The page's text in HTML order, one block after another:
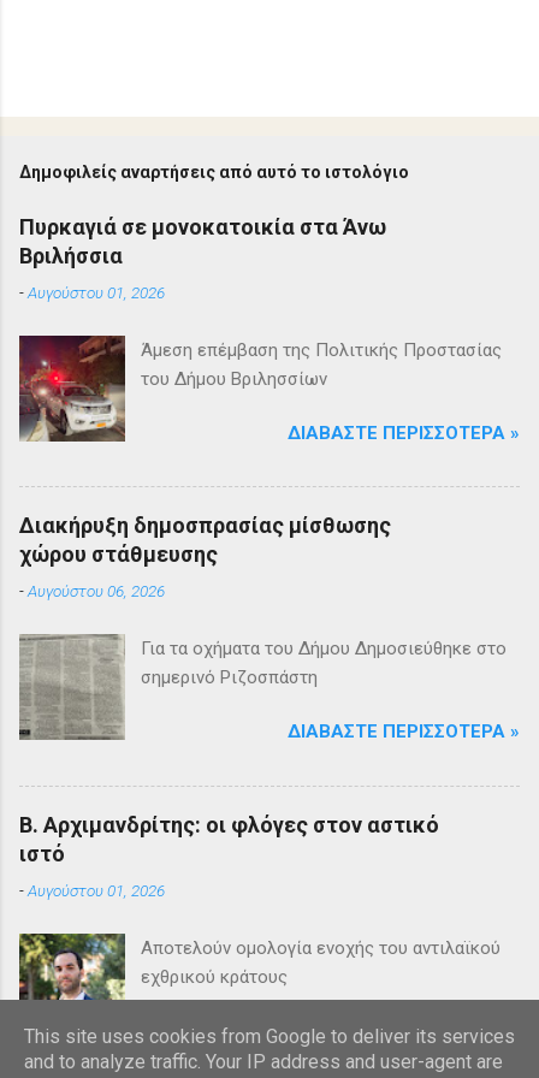
Δημοφιλείς αναρτήσεις από αυτό το ιστολόγιο
Πυρκαγιά σε μονοκατοικία στα Άνω
Βριλήσσια
-Αυγούστου 01, 2026
Άμεση επέμβαση της Πολιτικής Προστασίας
του Δήμου Βριλησσίων
ΔΙΑΒΆΣΤΕ ΠΕΡΙΣΣΌΤΕΡΑ »
Διακήρυξη δημοσπρασίας μίσθωσης
χώρου στάθμευσης
-Αυγούστου 06, 2026
Για τα οχήματα του Δήμου Δημοσιεύθηκε στο
σημερινό Ριζοσπάστη
ΔΙΑΒΆΣΤΕ ΠΕΡΙΣΣΌΤΕΡΑ »
Β. Αρχιμανδρίτης: οι φλόγες στον αστικό
ιστό
-Αυγούστου 01, 2026
Αποτελούν ομολογία ενοχής του αντιλαϊκού
εχθρικού κράτους
ΔΙΑΒΆΣΤΕ ΠΕΡΙΣΣΌΤΕΡΑ »
This site uses cookies from Google to deliver its services
and to analyze traffic. Your IP address and user-agent are